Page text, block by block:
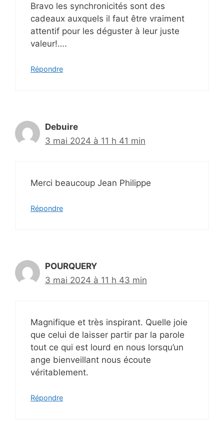
Bravo les synchronicités sont des
cadeaux auxquels il faut être vraiment
attentif pour les déguster à leur juste
valeur!….
Répondre
Debuire
3 mai 2024 à 11 h 41 min
Merci beaucoup Jean Philippe
Répondre
POURQUERY
3 mai 2024 à 11 h 43 min
Magnifique et très inspirant. Quelle joie
que celui de laisser partir par la parole
tout ce qui est lourd en nous lorsqu’un
ange bienveillant nous écoute
véritablement.
Répondre